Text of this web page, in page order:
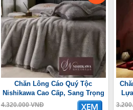
Chăn Lông Cáo Quý Tộc
Nishikawa Cao Cấp, Sang Trọng
4.320.000 VNĐ